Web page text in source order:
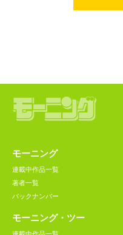
モーニング
連載中作品一覧
著者一覧
バックナンバー
モーニング・ツー